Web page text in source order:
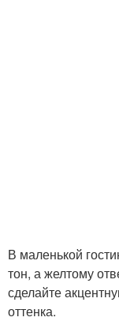
В маленькой
тон, а желтому
сделайте
оттенка.